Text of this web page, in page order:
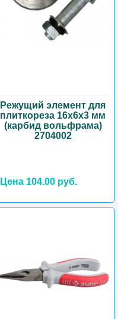
Режущий элемент для
плиткореза 16х6х3 мм
(карбид вольфрама)
2704002
Цена 104.00 руб.